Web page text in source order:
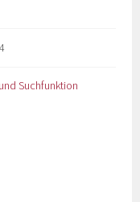
Suchfunktion